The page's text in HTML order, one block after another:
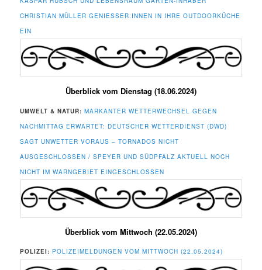
CHRISTIAN MÜLLER GENIESSER:INNEN IN IHRE OUTDOORKÜCHE E
IN
Überblick vom Dienstag (18.06.2024)
UMWELT & NATUR: MARKANTER WETTERWECHSEL GEGEN
NACHMITTAG ERWARTET: DEUTSCHER WETTERDIENST (DWD)
SAGT UNWETTER VORAUS – TORNADOS NICHT
AUSGESCHLOSSEN / SPEYER UND SÜDPFALZ AKTUELL NOCH
NICHT IM WARNGEBIET EINGESCHLOSSEN
Überblick vom Mittwoch (22.05.2024)
POLIZEI: POLIZEIMELDUNGEN VOM MITTWOCH (22.05.2024)